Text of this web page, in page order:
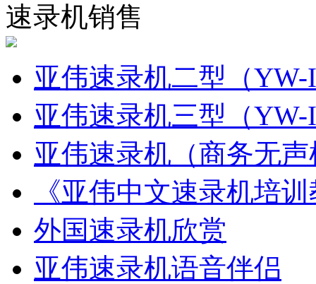
速录机销售
亚伟速录机二型（
亚伟速录机三型（
亚伟速录机（商务无
《亚伟中文速录机培
外国速录机欣赏
亚伟速录机语音伴侣